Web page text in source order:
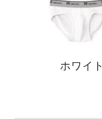
ホワイト